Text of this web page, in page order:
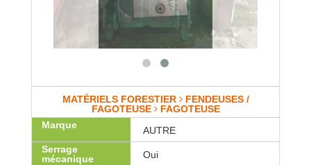
MATÉRIELS FORESTIER FENDEUSES /
FAGOTEUSE FAGOTEUSE
Marque
AUTRE
Serrage
mécanique
Oui